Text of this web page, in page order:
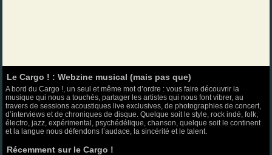
Le Cargo ! : Webzine musical (mais pas que)
A bord du Cargo !, un seul et même mot d’ordre : vous faire découvrir la
musique qui nous a touchés, partager les artistes qui nous font vibrer, au
travers de sessions acoustiques live exclusives, de photographies de concert,
d’interviews et de chroniques de disque. Quelque soit le style, rock indé, folk,
électro, jazz, expérimental, psychédélique, chanson, quelque soit le continent
et la langue nous défendons l’audace, la sincérité et le talent.
Récemment sur le Cargo !